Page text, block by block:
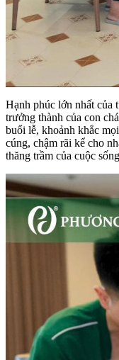
Hạnh phúc lớn nhất của
trưởng thành của con
buổi lễ, khoảnh khắc
cúng, chậm rãi kể cho
thăng trầm của cuộc